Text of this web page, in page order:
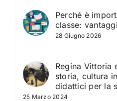
Perché è
classe:
28 Giugno 2026
Regina Vittoria
storia, cultura
didattici per la
25 Marzo 2024